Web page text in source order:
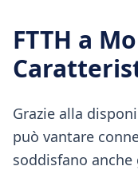
FTTH a
Grazie alla
può vantare
soddisfano